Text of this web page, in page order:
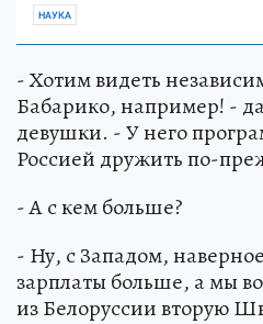
НАУКА
- Хотим видеть
Бабарико, например! -
девушки. - У него
Россией дружить по-
- А с кем больше?
- Ну, с Западом,
зарплаты больше, а мы
из Белоруссии вторую